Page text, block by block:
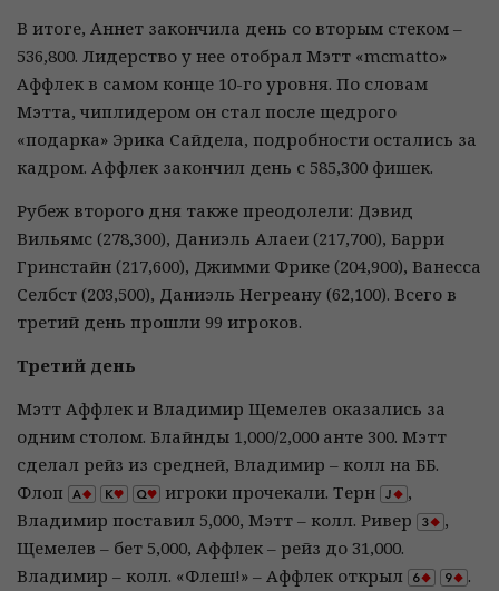
В итоге, Аннет закончила день со вторым стеком –
536,800. Лидерство у нее отобрал Мэтт «mcmatto»
Аффлек в самом конце 10-го уровня. По словам
Мэтта, чиплидером он стал после щедрого
«подарка» Эрика Сайдела, подробности остались за
кадром. Аффлек закончил день с 585,300 фишек.
Рубеж второго дня также преодолели: Дэвид
Вильямс (278,300), Даниэль Алаеи (217,700), Барри
Гринстайн (217,600), Джимми Фрике (204,900), Ванесса
Селбст (203,500), Даниэль Негреану (62,100). Всего в
третий день прошли 99 игроков.
Третий день
Мэтт Аффлек и Владимир Щемелев оказались за
одним столом. Блайнды 1,000/2,000 анте 300. Мэтт
сделал рейз из средней, Владимир – колл на ББ.
Флоп
игроки прочекали. Терн
,
Владимир поставил 5,000, Мэтт – колл. Ривер
,
Щемелев – бет 5,000, Аффлек – рейз до 31,000.
Владимир – колл. «Флеш!» – Аффлек открыл
.